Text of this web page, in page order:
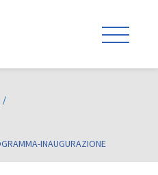
INAUGURAZIONE